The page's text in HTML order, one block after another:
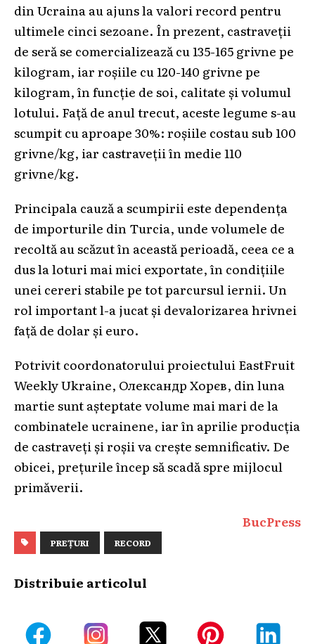
din Ucraina au ajuns la valori record pentru
ultimele cinci sezoane. În prezent, castraveții
de seră se comercializează cu 135-165 grivne pe
kilogram, iar roșiile cu 120-140 grivne pe
kilogram, în funcție de soi, calitate și volumul
lotului. Față de anul trecut, aceste legume s-au
scumpit cu aproape 30%: roșiile costau sub 100
grivne/kg, iar castraveții în medie 110
grivne/kg.
Principala cauză a scumpirii este dependența
de importurile din Turcia, unde volumele de
recoltă au scăzut în această perioadă, ceea ce a
dus la loturi mai mici exportate, în condițiile
unei cereri stabile pe tot parcursul iernii. Un
rol important l-a jucat și devalorizarea hrivnei
față de dolar și euro.
Potrivit coordonatorului proiectului EastFruit
Weekly Ukraine, Олександр Хорєв, din luna
martie sunt așteptate volume mai mari de la
combinatele ucrainene, iar în aprilie producția
de castraveți și roșii va crește semnificativ. De
obicei, prețurile încep să scadă spre mijlocul
primăverii.
BucPress
PREȚURI RECORD
Distribuie articolul